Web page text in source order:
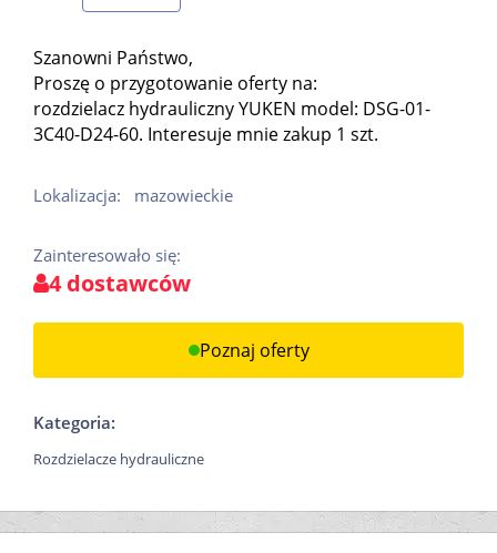
Szanowni Państwo,
Proszę o przygotowanie oferty na:
rozdzielacz hydrauliczny YUKEN model: DSG-01-
3C40-D24-60. Interesuje mnie zakup 1 szt.
Lokalizacja: mazowieckie
Zainteresowało się:
4 dostawców
Poznaj oferty
Kategoria:
Rozdzielacze hydrauliczne